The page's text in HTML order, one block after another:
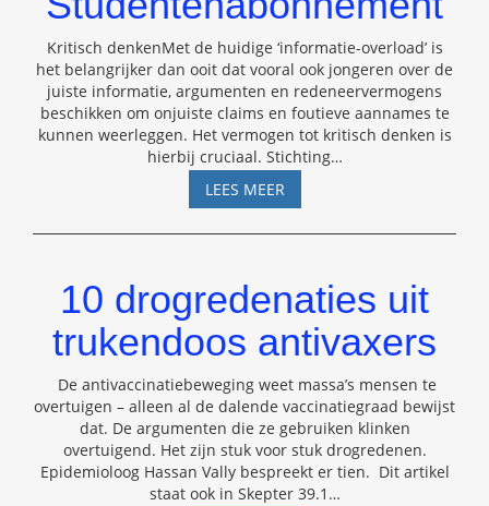
Kritisch denkenMet de huidige ‘informatie-overload’ is
het belangrijker dan ooit dat vooral ook jongeren over de
juiste informatie, argumenten en redeneervermogens
beschikken om onjuiste claims en foutieve aannames te
kunnen weerleggen. Het vermogen tot kritisch denken is
hierbij cruciaal. Stichting…
LEES MEERSTUDENTENABONNEMENT
10 drogredenaties uit
trukendoos antivaxers
De antivaccinatiebeweging weet massa’s mensen te
overtuigen – alleen al de dalende vaccinatiegraad bewijst
dat. De argumenten die ze gebruiken klinken
overtuigend. Het zijn stuk voor stuk drogredenen.
Epidemioloog Hassan Vally bespreekt er tien. Dit artikel
staat ook in Skepter 39.1 …